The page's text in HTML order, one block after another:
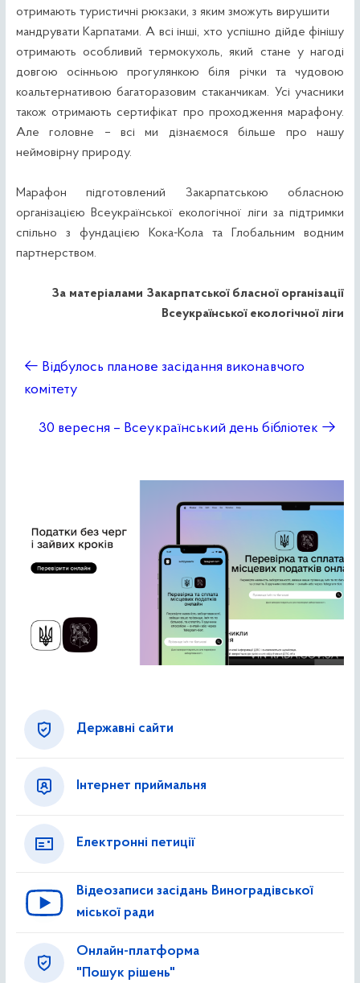
отримають туристичні рюкзаки, з яким зможуть вирушити
мандрувати Карпатами. А всі інші, хто успішно дійде фінішу
отримають особливий термокухоль, який стане у нагоді
довгою осінньою прогулянкою біля річки та чудовою
коальтернативою багаторазовим стаканчикам. Усі учасники
також отримають сертифікат про проходження марафону.
Але головне – всі ми дізнаємося більше про нашу
неймовірну природу.
Марафон підготовлений Закарпатською обласною
організацією Всеукраїнської екологічної ліги за підтримки
спільно з фундацією Кока-Кола та Глобальним водним
партнерством.
За матеріалами Закарпатської бласної організації
Всеукраїнської екологічної ліги
← Відбулось планове засідання виконавчого
комітету
30 вересня – Всеукраїнський день бібліотек →
Державні сайти
Інтернет приймальня
Електронні петиції
Відеозаписи засідань Виноградівської
міської ради
Онлайн-платформа
"Пошук рішень"